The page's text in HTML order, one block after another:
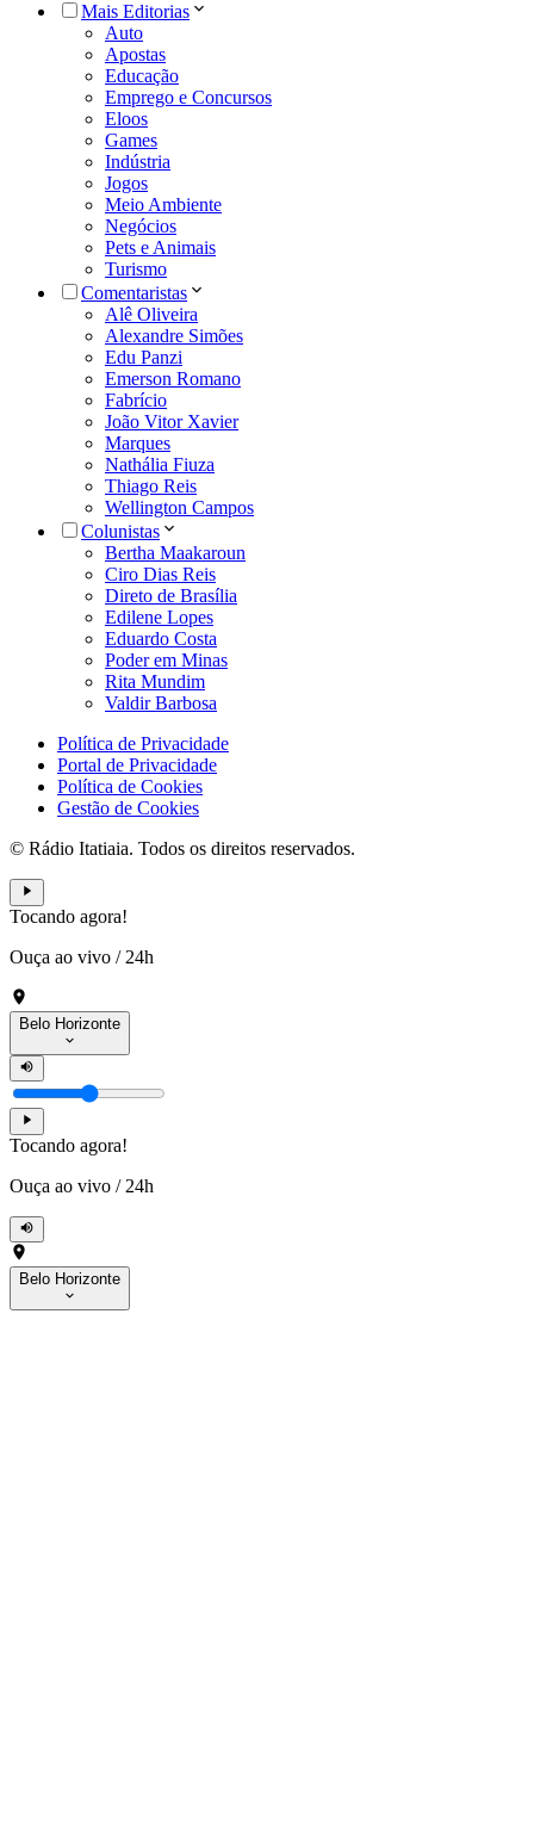
Mais Editorias
Auto
Apostas
Educação
Emprego e Concursos
Eloos
Games
Indústria
Jogos
Meio Ambiente
Negócios
Pets e Animais
Turismo
Comentaristas
Alê Oliveira
Alexandre Simões
Edu Panzi
Emerson Romano
Fabrício
João Vitor Xavier
Marques
Nathália Fiuza
Thiago Reis
Wellington Campos
Colunistas
Bertha Maakaroun
Ciro Dias Reis
Direto de Brasília
Edilene Lopes
Eduardo Costa
Poder em Minas
Rita Mundim
Valdir Barbosa
Política de Privacidade
Portal de Privacidade
Política de Cookies
Gestão de Cookies
© Rádio Itatiaia. Todos os direitos reservados.
Tocando agora!
Ouça ao vivo / 24h
Belo Horizonte
Tocando agora!
Ouça ao vivo / 24h
Belo Horizonte